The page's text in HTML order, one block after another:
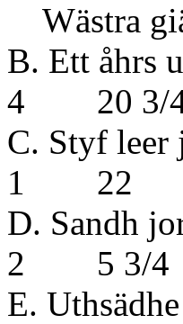
Wästra
B. Ett
4 20 3/
C.
1 22
D.
2 5 3/4
E.